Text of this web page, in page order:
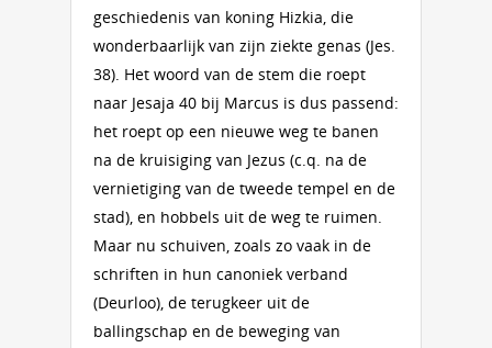
geschiedenis van koning Hizkia, die
wonderbaarlijk van zijn ziekte genas (Jes.
38). Het woord van de stem die roept
naar Jesaja 40 bij Marcus is dus passend:
het roept op een nieuwe weg te banen
na de kruisiging van Jezus (c.q. na de
vernietiging van de tweede tempel en de
stad), en hobbels uit de weg te ruimen.
Maar nu schuiven, zoals zo vaak in de
schriften in hun canoniek verband
(Deurloo), de terugkeer uit de
ballingschap en de beweging van